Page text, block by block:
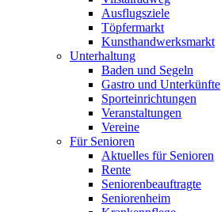
Ausflugsziele
Töpfermarkt
Kunsthandwerksmarkt
Unterhaltung
Baden und Segeln
Gastro und Unterkünfte
Sporteinrichtungen
Veranstaltungen
Vereine
Für Senioren
Aktuelles für Senioren
Rente
Seniorenbeauftragte
Seniorenheim